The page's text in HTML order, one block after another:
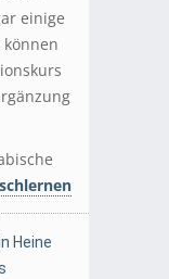
einige
Heine